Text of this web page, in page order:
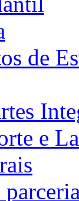
de
e